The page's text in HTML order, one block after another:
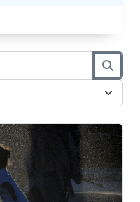
stai cercando